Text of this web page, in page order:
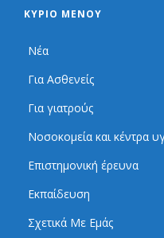
ΚΎΡΙΟ ΜΕΝΟΎ
Νέα
Για Ασθενείς
Για γιατρούς
Νοσοκομεία και κέντρα
Επιστημονική έρευνα
Εκπαίδευση
Σχετικά Με Εμάς